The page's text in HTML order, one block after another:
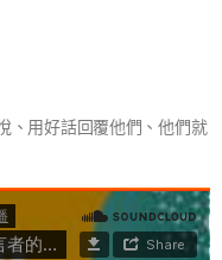
、用好話回覆他們、他們就